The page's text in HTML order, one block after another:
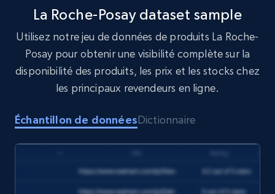
URL, Product id, Title, Product description,
Rating, Reviews count, Initial price, Discount,
and more.
eCommerce
La Roche-Posay dataset sample
Utilisez notre jeu de données de produits La Roche-
Posay pour obtenir une visibilité complète sur la
disponibilité des produits, les prix et les stocks chez
les principaux revendeurs en ligne.
Échantillon de donnéesDictionnaire